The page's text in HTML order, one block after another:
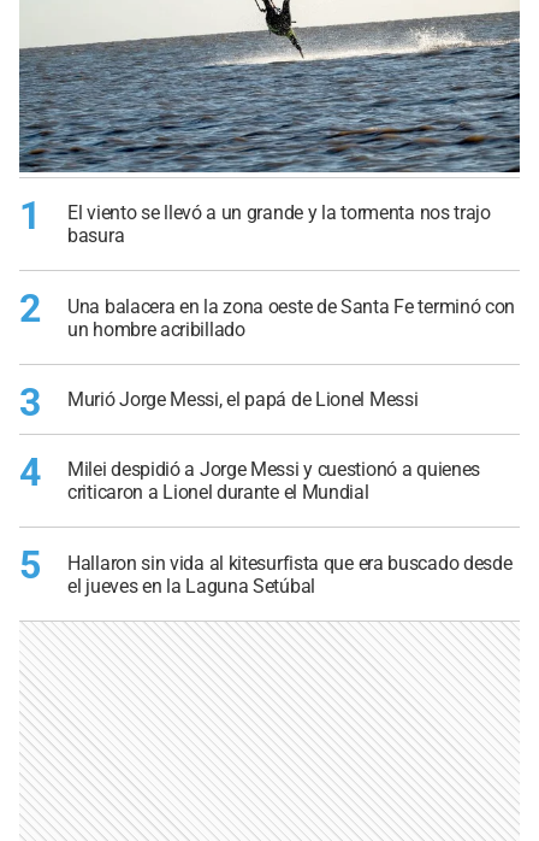
1
El viento se llevó a un grande y la tormenta nos trajo
basura
2
Una balacera en la zona oeste de Santa Fe terminó con
un hombre acribillado
3 Murió Jorge Messi, el papá de Lionel Messi
4
Milei despidió a Jorge Messi y cuestionó a quienes
criticaron a Lionel durante el Mundial
5
Hallaron sin vida al kitesurfista que era buscado desde
el jueves en la Laguna Setúbal